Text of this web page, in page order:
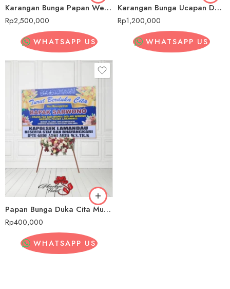
Karangan Bunga Papan Wedding/ Pernikahan Husein Sastranegara
Rp2,500,000
WHATSAPP US
Karangan Bunga Ucapan Duka Cita Husein Sastranegara
Rp1,200,000
WHATSAPP US
Papan Bunga Duka Cita Murah Husein Sastranegara
Rp400,000
WHATSAPP US